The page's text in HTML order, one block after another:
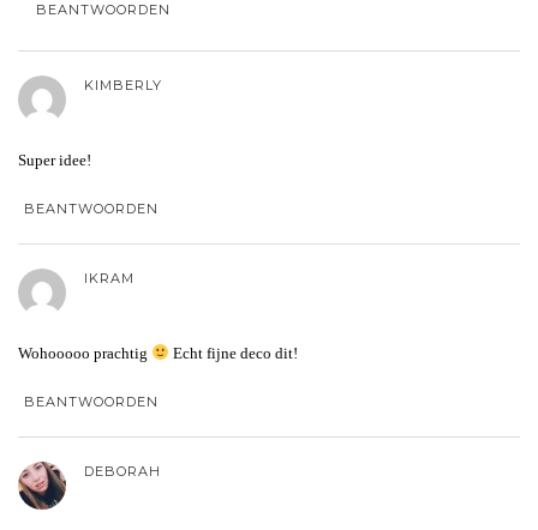
BEANTWOORDEN
KIMBERLY
Super idee!
BEANTWOORDEN
IKRAM
Wohooooo prachtig Echt fijne deco dit!
BEANTWOORDEN
DEBORAH